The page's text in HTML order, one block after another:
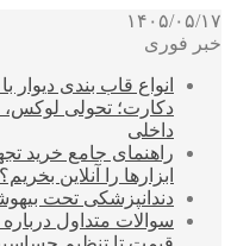
۱۴۰۵/۰۵/۱۷
خبر فوری
انواع قاب بندی
دکارت؛ تحولی
داخلی
راهنمای جامع خرید
ابزارها را آنلاین بخریم؟
دندانپزشکی تحت
سوالات متداول